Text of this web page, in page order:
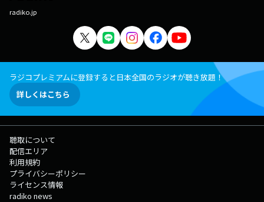
radiko.jp
ラジコプレミアムに登録すると日本全国のラジオが聴き放題！
詳しくはこちら
聴取について
配信エリア
利用規約
プライバシーポリシー
ライセンス情報
radiko news